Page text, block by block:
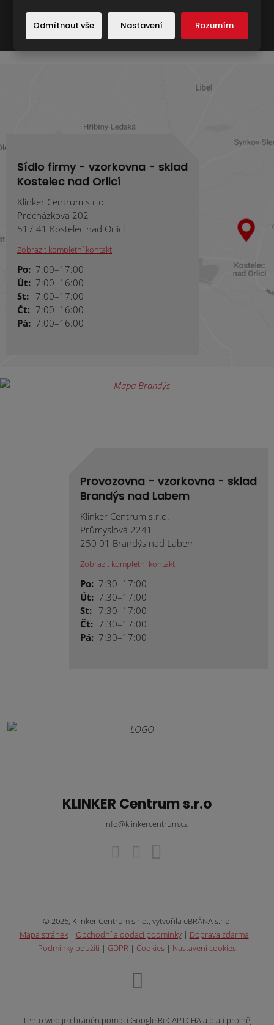
Souhlasím se zpracováním osobních údajů
Formulář
Sídlo firmy - vzorkovna - sklad
Kostelec nad Orlicí
Klinker Centrum s.r.o.
Procházkova 202
517 41 Kostelec nad Orlicí
Zobrazit kompletní kontakt
Po: 7:00–17:00
Út: 7:00–16:00
St: 7:00–17:00
Čt: 7:00–16:00
Pá: 7:00–16:00
Provozovna - vzorkovna - sklad
Brandýs nad Labem
Klinker Centrum s.r.o.
Průmyslová 2241
250 01 Brandýs nad Labem
Zobrazit kompletní kontakt
Po: 7:30–17:00
Út: 7:30–17:00
St: 7:30–17:00
Čt: 7:30–17:00
Pá: 7:30–17:00
KLINKER Centrum s.r.o
info@klinkercentrum.cz
© 2026, Klinker Centrum s.r.o., vytvořila eBRÁNA s.r.o.
Mapa stránek| Obchodní a dodací podmínky| Doprava zdarma |
Podmínky použití | GDPR | Cookies | Nastavení cookies
Tento web je chráněn pomocí Google ReCAPTCHA a platí pro něj
Odmítnout vše Nastavení Rozumím